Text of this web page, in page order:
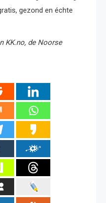
gezond en échte
KK.no, de Noorse